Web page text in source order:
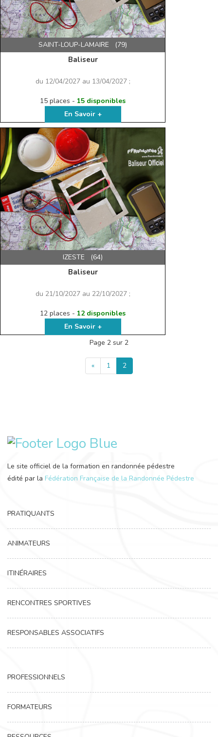
SAINT-LOUP-LAMAIRE (79)
Baliseur
du 12/04/2027 au 13/04/2027 ;
15 places - 15 disponibles
En Savoir +
IZESTE (64)
Baliseur
du 21/10/2027 au 22/10/2027 ;
12 places - 12 disponibles
En Savoir +
Page 2 sur 2
« 1 2
Le site officiel de la formation en randonnée pédestre
édité par la Fédération Française de la Randonnée Pédestre
PRATIQUANTS
ANIMATEURS
ITINÉRAIRES
RENCONTRES SPORTIVES
RESPONSABLES ASSOCIATIFS
PROFESSIONNELS
FORMATEURS